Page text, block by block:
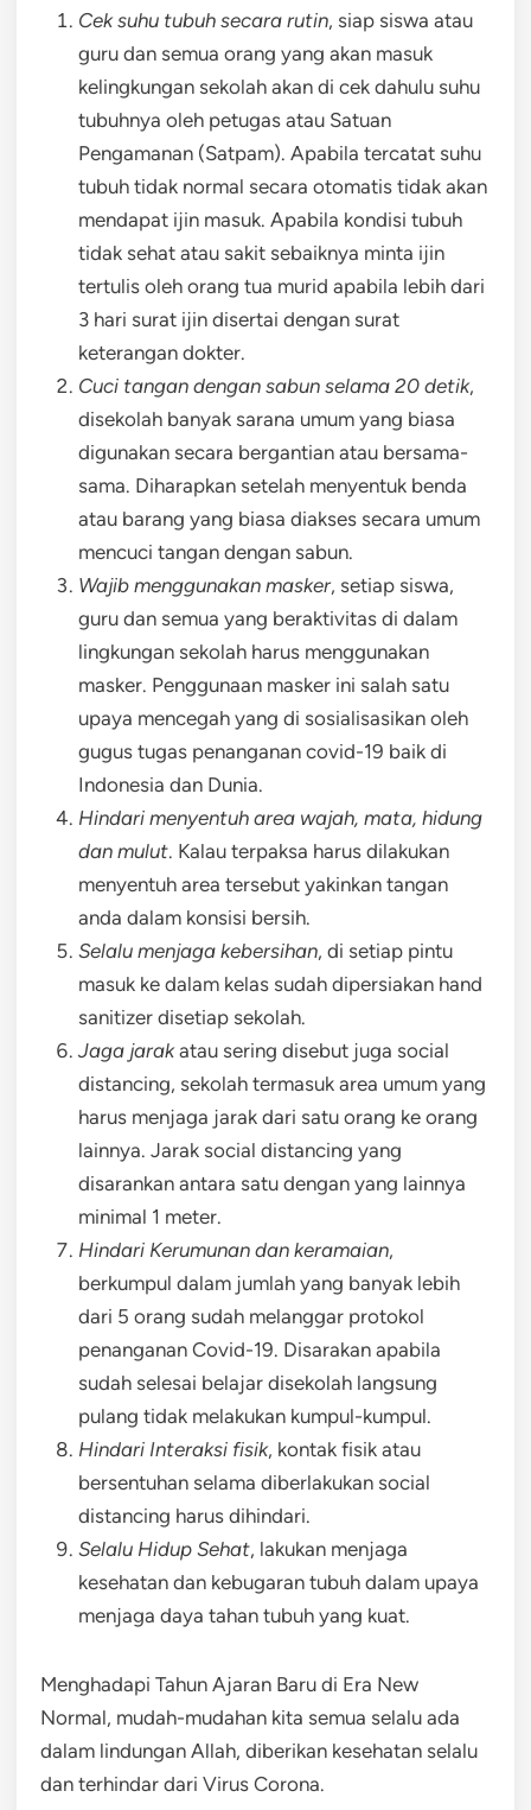
Cek suhu tubuh secara rutin, siap siswa atau
guru dan semua orang yang akan masuk
kelingkungan sekolah akan di cek dahulu suhu
tubuhnya oleh petugas atau Satuan
Pengamanan (Satpam). Apabila tercatat suhu
tubuh tidak normal secara otomatis tidak akan
mendapat ijin masuk. Apabila kondisi tubuh
tidak sehat atau sakit sebaiknya minta ijin
tertulis oleh orang tua murid apabila lebih dari
3 hari surat ijin disertai dengan surat
keterangan dokter.
Cuci tangan dengan sabun selama 20 detik,
disekolah banyak sarana umum yang biasa
digunakan secara bergantian atau bersama-
sama. Diharapkan setelah menyentuk benda
atau barang yang biasa diakses secara umum
mencuci tangan dengan sabun.
Wajib menggunakan masker, setiap siswa,
guru dan semua yang beraktivitas di dalam
lingkungan sekolah harus menggunakan
masker. Penggunaan masker ini salah satu
upaya mencegah yang di sosialisasikan oleh
gugus tugas penanganan covid-19 baik di
Indonesia dan Dunia.
Hindari menyentuh area wajah, mata, hidung
dan mulut. Kalau terpaksa harus dilakukan
menyentuh area tersebut yakinkan tangan
anda dalam konsisi bersih.
Selalu menjaga kebersihan, di setiap pintu
masuk ke dalam kelas sudah dipersiakan hand
sanitizer disetiap sekolah.
Jaga jarakatau sering disebut juga social
distancing, sekolah termasuk area umum yang
harus menjaga jarak dari satu orang ke orang
lainnya. Jarak social distancing yang
disarankan antara satu dengan yang lainnya
minimal 1 meter.
Hindari Kerumunan dan keramaian,
berkumpul dalam jumlah yang banyak lebih
dari 5 orang sudah melanggar protokol
penanganan Covid-19. Disarakan apabila
sudah selesai belajar disekolah langsung
pulang tidak melakukan kumpul-kumpul.
Hindari Interaksi fisik, kontak fisik atau
bersentuhan selama diberlakukan social
distancing harus dihindari.
Selalu Hidup Sehat, lakukan menjaga
kesehatan dan kebugaran tubuh dalam upaya
menjaga daya tahan tubuh yang kuat.
Menghadapi Tahun Ajaran Baru di Era New
Normal, mudah-mudahan kita semua selalu ada
dalam lindungan Allah, diberikan kesehatan selalu
dan terhindar dari Virus Corona.